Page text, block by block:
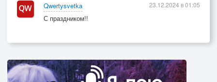
Qwertysvetka
С праздником!!
23.12.2024 в 01:05